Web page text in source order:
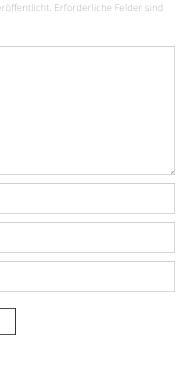
Erforderliche Felder sind